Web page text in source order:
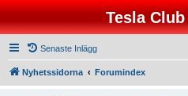
Tesla
Senaste Inlägg
Nyhetssidorna Forumindex